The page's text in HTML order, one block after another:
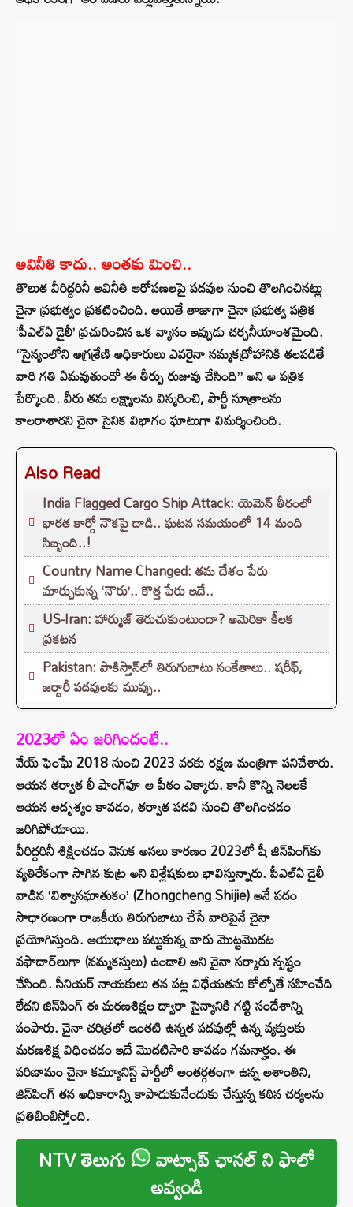
అవినీతి కాదు.. అంతకు మించి..
తొలుత వీరిద్దరినీ అవినీతి ఆరోపణలపై పదవుల నుంచి తొలగించినట్లు
చైనా ప్రభుత్వం ప్రకటించింది. అయితే తాజాగా చైనా ప్రభుత్వ పత్రిక
‘పీఎల్ఏ డైలీ’ ప్రచురించిన ఒక వ్యాసం ఇప్పుడు చర్చనీయాంశమైంది.
“సైన్యంలోని అగ్రశ్రేణి అధికారులు ఎవరైనా నమ్మకద్రోహానికి తలపడితే
వారి గతి ఏమవుతుందో ఈ తీర్పు రుజువు చేసింది” అని ఆ పత్రిక
పేర్కొంది. వీరు తమ లక్ష్యాలను విస్మరించి, పార్టీ సూత్రాలను
కాలరాశారని చైనా సైనిక విభాగం ఘాటుగా విమర్శించింది.
Also Read
India Flagged Cargo Ship Attack: యెమెన్ తీరంలో
భారత కార్గో నౌకపై దాడి.. ఘటన సమయంలో 14 మంది
సిబ్బంది..!
Country Name Changed: తమ దేశం పేరు
మార్చుకున్న ‘నౌరు’.. కొత్త పేరు ఇదే..
US-Iran: హార్ముజ్ తెరుచుకుంటుందా? అమెరికా కీలక
ప్రకటన
Pakistan: పాకిస్తాన్‌లో తిరుగుబాటు సంకేతాలు.. షరీఫ్,
జర్దారీ పదవులకు ముప్పు..
2023లో ఏం జరిగిందంటే..
వేయ్ ఫెంఘే 2018 నుంచి 2023 వరకు రక్షణ మంత్రిగా పనిచేశారు.
ఆయన తర్వాత లీ షాంగ్‌ఫూ ఆ పీఠం ఎక్కారు. కానీ కొన్ని నెలలకే
ఆయన అదృశ్యం కావడం, తర్వాత పదవి నుంచి తొలగించడం
జరిగిపోయాయి.
వీరిద్దరినీ శిక్షించడం వెనుక అసలు కారణం 2023లో షీ జిన్‌పింగ్‌కు
వ్యతిరేకంగా సాగిన కుట్ర అని విశ్లేషకులు భావిస్తున్నారు. పీఎల్ఏ డైలీ
వాడిన ‘విశ్వాసఘాతుకం’ (Zhongcheng Shijie) అనే పదం
సాధారణంగా రాజకీయ తిరుగుబాటు చేసే వారిపైనే చైనా
ప్రయోగిస్తుంది. ఆయుధాలు పట్టుకున్న వారు మొట్టమొదట
వఫాదార్‌లుగా (నమ్మకస్తులు) ఉండాలి అని చైనా సర్కారు స్పష్టం
చేసింది. సీనియర్ నాయకులు తన పట్ల విధేయతను కోల్పోతే సహించేది
లేదని జిన్‌పింగ్ ఈ మరణశిక్షల ద్వారా సైన్యానికి గట్టి సందేశాన్ని
పంపారు. చైనా చరిత్రలో ఇంతటి ఉన్నత పదవుల్లో ఉన్న వ్యక్తులకు
మరణశిక్ష విధించడం ఇదే మొదటిసారి కావడం గమనార్హం. ఈ
పరిణామం చైనా కమ్యూనిస్ట్ పార్టీలో అంతర్గతంగా ఉన్న అశాంతిని,
జిన్‌పింగ్ తన అధికారాన్ని కాపాడుకునేందుకు చేస్తున్న కఠిన చర్యలను
ప్రతిబింబిస్తోంది.
NTV తెలుగు వాట్సాప్ ఛానల్ ని ఫాలో
అవ్వండి